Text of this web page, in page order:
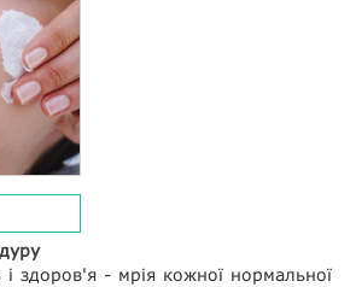
і здоров'я - мрія кожної нормальної